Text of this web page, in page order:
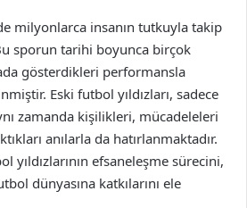
milyonlarca insanın tutkuyla takip
sporun tarihi boyunca birçok
gösterdikleri performansla
Eski futbol yıldızları, sadece
zamanda kişilikleri, mücadeleleri
anılarla da hatırlanmaktadır.
yıldızlarının efsaneleşme sürecini,
dünyasına katkılarını ele